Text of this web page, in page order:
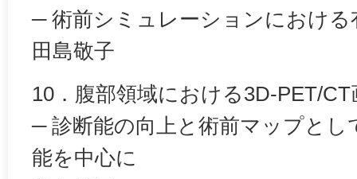
─ 術前シミュレーションにおける
田島敬子
10．腹部領域における3D-PET/
─ 診断能の向上と術前マップとし
能を中心に